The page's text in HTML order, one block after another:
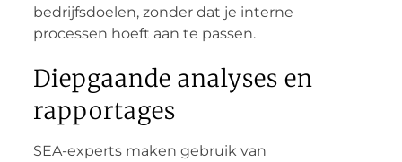
bedrijfsdoelen, zonder dat je interne
processen hoeft aan te passen.
Diepgaande analyses en
rapportages
SEA-experts maken gebruik van